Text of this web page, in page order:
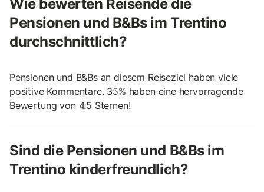
Wie bewerten Reisende die
Pensionen und B&Bs im Trentino
durchschnittlich?
Pensionen und B&Bs an diesem Reiseziel haben viele
positive Kommentare. 35% haben eine hervorragende
Bewertung von 4.5 Sternen!
Sind die Pensionen und B&Bs im
Trentino kinderfreundlich?